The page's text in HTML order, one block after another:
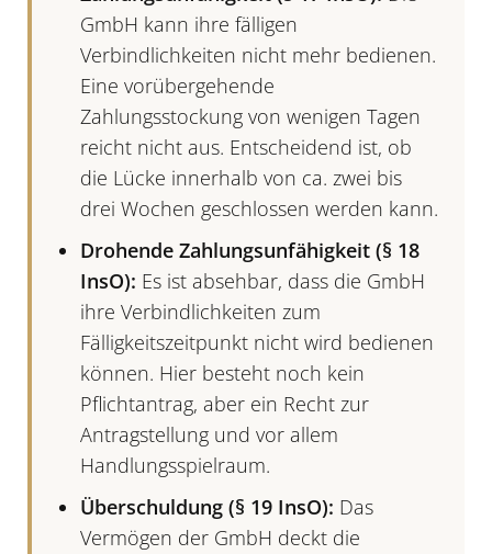
GmbH kann ihre fälligen
Verbindlichkeiten nicht mehr bedienen.
Eine vorübergehende
Zahlungsstockung von wenigen Tagen
reicht nicht aus. Entscheidend ist, ob
die Lücke innerhalb von ca. zwei bis
drei Wochen geschlossen werden kann.
Drohende Zahlungsunfähigkeit (§ 18
InsO): Es ist absehbar, dass die GmbH
ihre Verbindlichkeiten zum
Fälligkeitszeitpunkt nicht wird bedienen
können. Hier besteht noch kein
Pflichtantrag, aber ein Recht zur
Antragstellung und vor allem
Handlungsspielraum.
Überschuldung (§ 19 InsO): Das
Vermögen der GmbH deckt die